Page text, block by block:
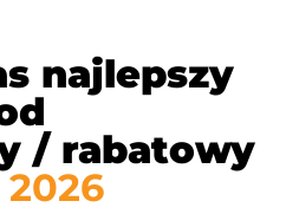
najlepszy
/ rabatowy